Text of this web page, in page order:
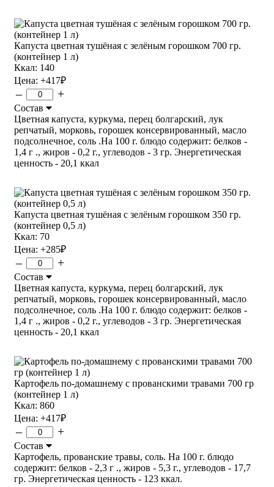
Капуста цветная тушёная с зелёным горошком 700 гр.
(контейнер 1 л)
Ккал: 140
Цена: +417₽
– +
Состав
Цветная капуста, куркума, перец болгарский, лук
репчатый, морковь, горошек консервированный, масло
подсолнечное, соль .На 100 г. блюдо содержит: белков -
1,4 г ., жиров - 0,2 г., углеводов - 3 гр. Энергетическая
ценность - 20,1 ккал
Капуста цветная тушёная с зелёным горошком 350 гр.
(контейнер 0,5 л)
Ккал: 70
Цена: +285₽
– +
Состав
Цветная капуста, куркума, перец болгарский, лук
репчатый, морковь, горошек консервированный, масло
подсолнечное, соль .На 100 г. блюдо содержит: белков -
1,4 г ., жиров - 0,2 г., углеводов - 3 гр. Энергетическая
ценность - 20,1 ккал
Картофель по-домашнему с прованскими травами 700 гр
(контейнер 1 л)
Ккал: 860
Цена: +417₽
– +
Состав
Картофель, прованские травы, соль. На 100 г. блюдо
содержит: белков - 2,3 г ., жиров - 5,3 г., углеводов - 17,7
гр. Энергетическая ценность - 123 ккал.